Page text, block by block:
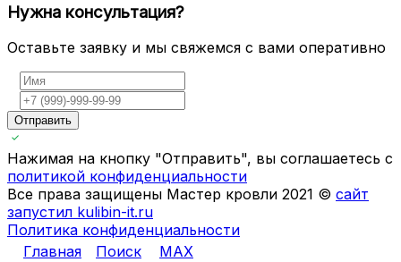
Нужна консультация?
Оставьте заявку и мы свяжемся с вами оперативно
Отправить
Нажимая на кнопку "Отправить", вы соглашаетесь с
политикой конфиденциальности
Все права защищены Мастер кровли 2021 © сайт
запустил kulibin-it.ru
Политика конфиденциальности
Главная
Поиск MAX